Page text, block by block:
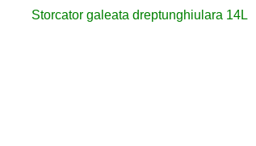
Storcator galeata dreptunghiulara 14L